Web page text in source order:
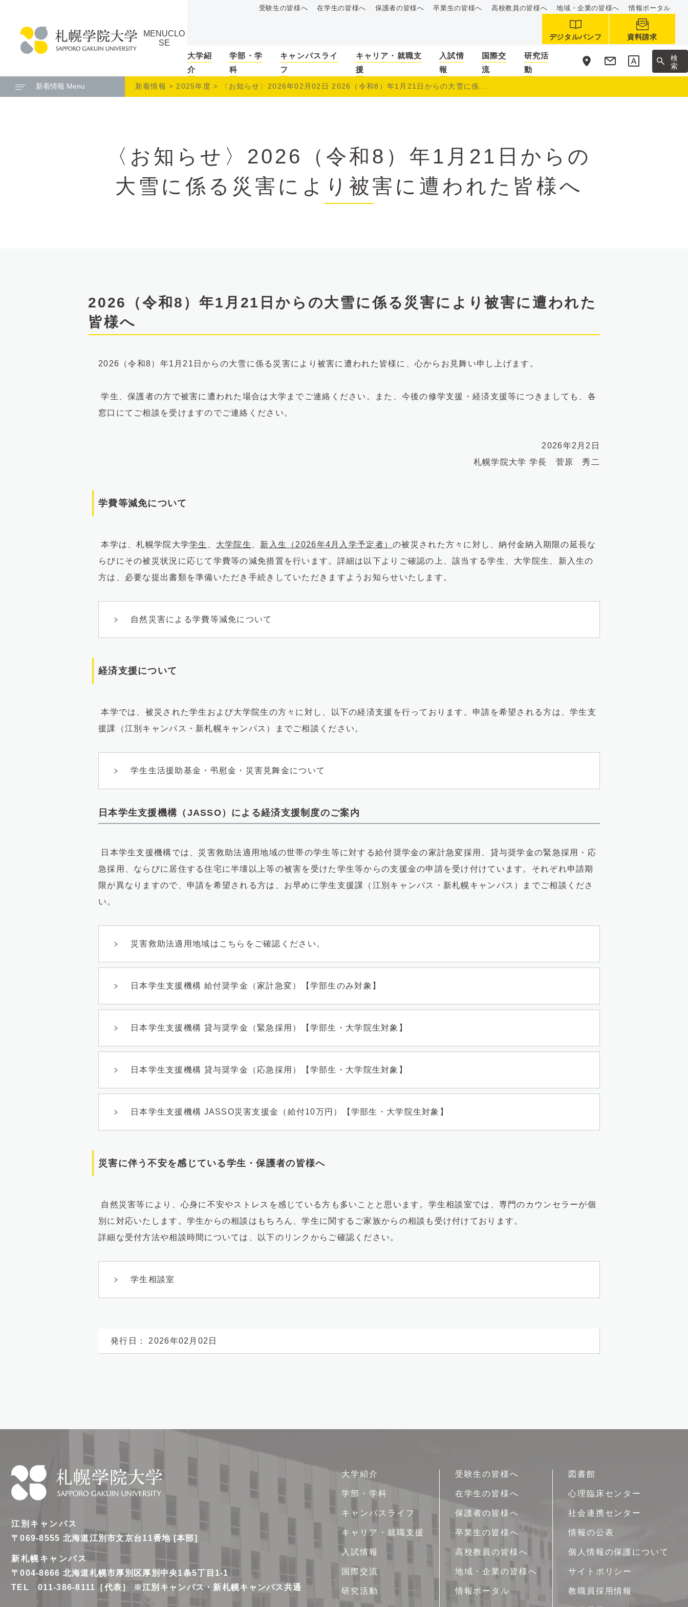
ュ
幌
学
MENUCLO
SE
受験生の皆様へ 在学生の皆様へ 保護者の皆様へ 卒業生の皆様へ 高校教員の皆様へ 地域・企業の皆様へ 情報ポータル
デジタルパンフ 資料請求
大学紹
介
学部・学
科
キャンパスライ
フ
キャリア・就職支
援
入試情
報
国際交
流
研究活
動
サ
イ
ト
内
検
索
新着情報 Menu 新着情報 2025年度 〈お知らせ〉2026年02月02日 2026（令和8）年1月21日からの大雪に係...
〈お知らせ〉2026（令和8）年1月21日からの
大雪に係る災害により被害に遭われた皆様へ
2026（令和8）年1月21日からの大雪に係る災害により被害に遭われた
皆様へ
2026（令和8）年1月21日からの大雪に係る災害により被害に遭われた皆様に、心からお見舞い申し上げます。
学生、保護者の方で被害に遭われた場合は大学までご連絡ください。また、今後の修学支援・経済支援等につきましても、各
窓口にてご相談を受けますのでご連絡ください。
2026年2月2日
札幌学院大学 学長 菅原 秀二
学費等減免について
本学は、札幌学院大学学生 大学院生 新入生（2026年4月入学予定者）の被災された方々に対し、納付金納入期限の延長な
らびにその被災状況に応じて学費等の減免措置を行います。詳細は以下よりご確認の上、該当する学生、大学院生、新入生の
方は、必要な提出書類を準備いただき手続きしていただきますようお知らせいたします。
自然災害による学費等減免について
経済支援について
本学では、被災された学生および大学院生の方々に対し、以下の経済支援を行っております。申請を希望される方は、学生支
援課（江別キャンパス・新札幌キャンパス）までご相談ください。
学生生活援助基金・弔慰金・災害見舞金について
日本学生支援機構（JASSO）による経済支援制度のご案内
日本学生支援機構では、災害救助法適用地域の世帯の学生等に対する給付奨学金の家計急変採用、貸与奨学金の緊急採用・応
急採用、ならびに居住する住宅に半壊以上等の被害を受けた学生等からの支援金の申請を受け付けています。それぞれ申請期
限が異なりますので、申請を希望される方は、お早めに学生支援課（江別キャンパス・新札幌キャンパス）までご相談くださ
い。
災害救助法適用地域はこちらをご確認ください。
日本学生支援機構 給付奨学金（家計急変）【学部生のみ対象】
日本学生支援機構 貸与奨学金（緊急採用）【学部生・大学院生対象】
日本学生支援機構 貸与奨学金（応急採用）【学部生・大学院生対象】
日本学生支援機構 JASSO災害支援金（給付10万円）【学部生・大学院生対象】
災害に伴う不安を感じている学生・保護者の皆様へ
自然災害等により、心身に不安やストレスを感じている方も多いことと思います。学生相談室では、専門のカウンセラーが個
別に対応いたします。学生からの相談はもちろん、学生に関するご家族からの相談も受け付けております。
詳細な受付方法や相談時間については、以下のリンクからご確認ください。
学生相談室
発行日： 2026年02月02日
幌
学
大
学
江別キャンパス
〒069-8555 北海道江別市文京台11番地 [本部]
新札幌キャンパス
〒004-8666 北海道札幌市厚別区厚別中央1条5丁目1-1
TEL 011-386-8111［代表］ ※江別キャンパス・新札幌キャンパス共通
サ
イ
マ
ッ
大学紹介
学部・学科
キャンパスライフ
キャリア・就職支援
入試情報
国際交流
研究活動
受験生の皆様へ
在学生の皆様へ
保護者の皆様へ
卒業生の皆様へ
高校教員の皆様へ
地域・企業の皆様へ
情報ポータル
図書館
心理臨床センター
社会連携センター
情報の公表
個人情報の保護について
サイトポリシー
教職員採用情報
ッ